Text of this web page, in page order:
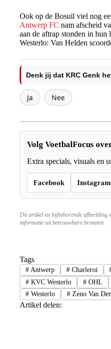
Ook op de Bosuil viel nog
Antwerp FC nam afscheid
aan de aftrap stonden in
Westerlo: Van Helden
Denk jij dat KRC Genk
Ja Nee
Volg VoetbalFocus
Extra specials, visuals en
Facebook Instagram
Dit artikel en bijbehorende afbeelding
informatie uit betrouwbare bronnen.
Tags
#Antwerp #Charleroi
#KVC Westerlo #OHL
#Westerlo #Zeno Van
Artikel delen: